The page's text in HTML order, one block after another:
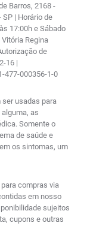
Barros, 2168 -
SP | Horário de
17:00h e Sábado
Regina
de
16 |
477-000356-1-0
usadas para
as
Somente o
de saúde e
os sintomas, um
compras via
em nosso
sujeitos
cupons e outras